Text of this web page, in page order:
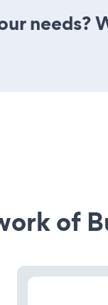
needs?
of